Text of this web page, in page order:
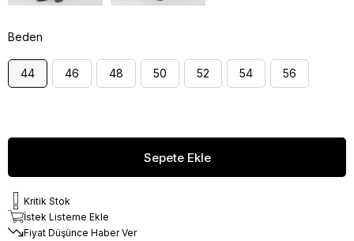
Beden
44 46 48 50 52 54 56
Kritik Stok
İstek Listeme Ekle
Fiyat Düşünce Haber Ver